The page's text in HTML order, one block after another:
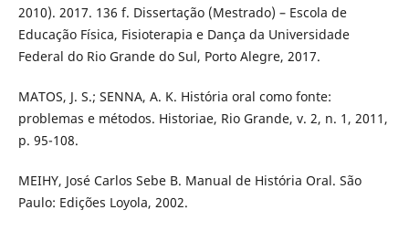
2010). 2017. 136 f. Dissertação (Mestrado) – Escola de
Educação Física, Fisioterapia e Dança da Universidade
Federal do Rio Grande do Sul, Porto Alegre, 2017.
MATOS, J. S.; SENNA, A. K. História oral como fonte:
problemas e métodos. Historiae, Rio Grande, v. 2, n. 1, 2011,
p. 95-108.
MEIHY, José Carlos Sebe B. Manual de História Oral. São
Paulo: Edições Loyola, 2002.